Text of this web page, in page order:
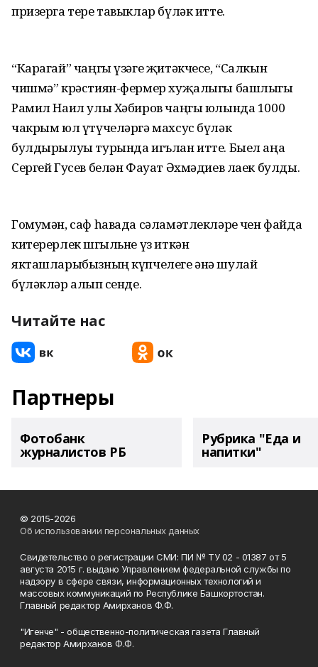
призерга тере тавыклар бүләк итте.
“Карагай” чаңгы үзәге җитәкчесе, “Салкын
чишмә” крәстиян-фермер хуҗалыгы башлыгы
Рамил Наил улы Хәбиров чаңгы юлында 1000
чакрым юл үтүчеләргә махсус бүләк
булдырылуы турында игълан итте. Быел аңа
Сергей Гусев белән Фауат Әхмәдиев лаек булды.
Гомумән, саф һавада сәламәтлекләре өчен файда
китерерлек шөгыльне үз иткән
якташларыбызның күпчелеге әнә шулай
бүләкләр алып сөенде.
Читайте нас
Партнеры
Фотобанк
журналистов РБ
Рубрика "Еда и
напитки"
© 2015-2026
Об использовании персональных данных
Свидетельство о регистрации СМИ: ПИ № ТУ 02 - 01387 от 5
августа 2015 г. выдано Управлением федеральной службы по
надзору в сфере связи, информационных технологий и
массовых коммуникаций по Республике Башкортостан.
Главный редактор Амирханов Ф.Ф.
"Игенче" - общественно-политическая газета Главный
редактор Амирханов Ф.Ф.